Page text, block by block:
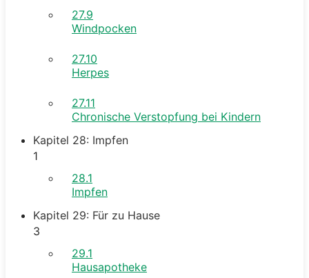
27.9
Windpocken
27.10
Herpes
27.11
Chronische Verstopfung bei Kindern
Kapitel 28: Impfen
1
28.1
Impfen
Kapitel 29: Für zu Hause
3
29.1
Hausapotheke